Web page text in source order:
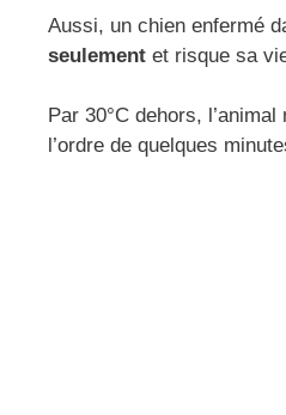
Aussi, un chien enfermé
seulement et risque sa
Par 30°C dehors,
l’ordre de quelques